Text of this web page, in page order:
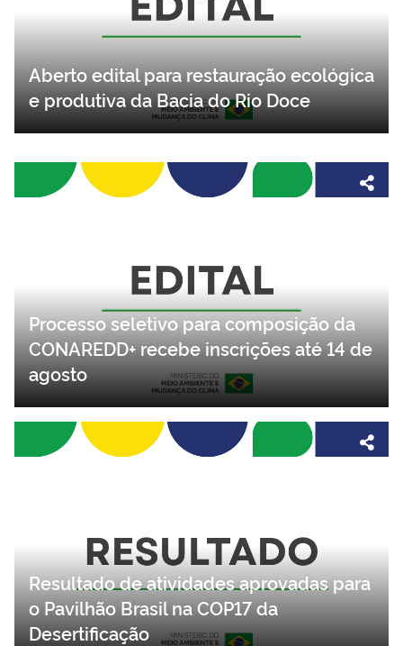
Aberto edital para restauração ecológica
e produtiva da Bacia do Rio Doce
Processo seletivo para composição da
CONAREDD+ recebe inscrições até 14 de
agosto
Resultado de atividades aprovadas para
o Pavilhão Brasil na COP17 da
Desertificação